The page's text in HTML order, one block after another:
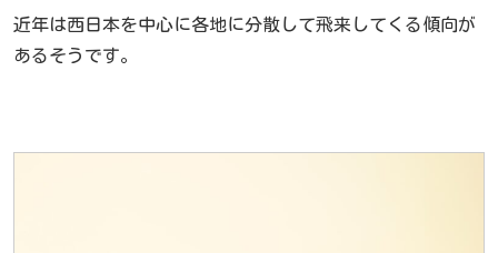
近年は西日本を中心に各地に分散して飛来してくる傾向が
あるそうです。